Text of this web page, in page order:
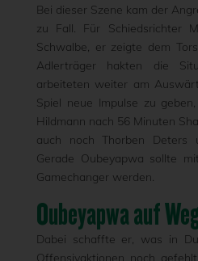
Bei dieser Szene kam der
zu Fall. Für Schiedsrichter
Schwalbe, er zeigte dem
Adlerträger hakten die
arbeiteten weiter am
Spiel neue Impulse zu
Hildmann nach 56 Minuten
auch noch Thorben Deters
Gerade Oubeyapwa sollte
Gamechanger werden.
Oubeyapwa auf
Dabei schaffte er, was in
Offensivaktionen noch